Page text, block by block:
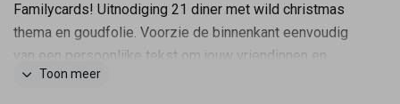
Familycards! Uitnodiging 21 diner met wild christmas
thema en goudfolie. Voorzie de binnenkant eenvoudig
van een persoonlijke tekst om jouw vriendinnen en
familieleden uit te nodigen. Tip: kies een bijpassende
Toon meer